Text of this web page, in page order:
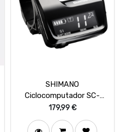
SHIMANO
Ciclocomputador SC-
MT800 Sistema E-TUBE
179,99€